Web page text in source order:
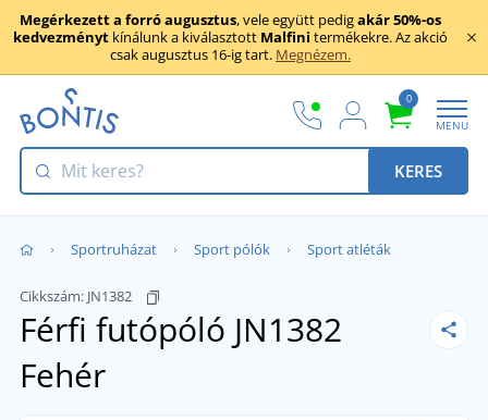
Megérkezett a forró augusztus, vele együtt pedigakár 50%-os
kedvezményt kínálunk a kiválasztott Malfini termékekre. Az akció
csak augusztus 16-ig tart. Megnézem.
0
MENU
KERES
Sportruházat Sport pólók Sport atléták
Cikkszám: JN1382
Férfi futópóló JN1382
Fehér